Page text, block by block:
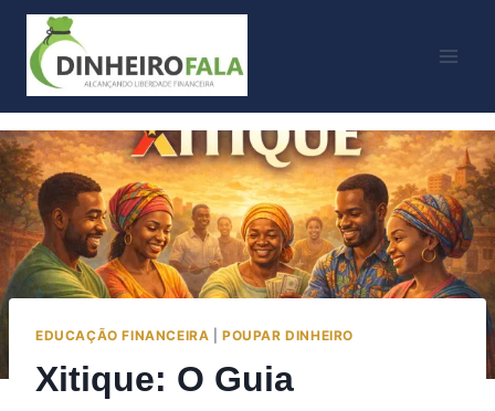
Skip
content
EDUCAÇÃO FINANCEIRA |POUPAR DINHEIRO
Xitique: O Guia